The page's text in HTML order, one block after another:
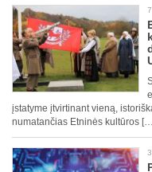
įstatyme įtvirtinant vieną,
numatančias Etninės kultūros